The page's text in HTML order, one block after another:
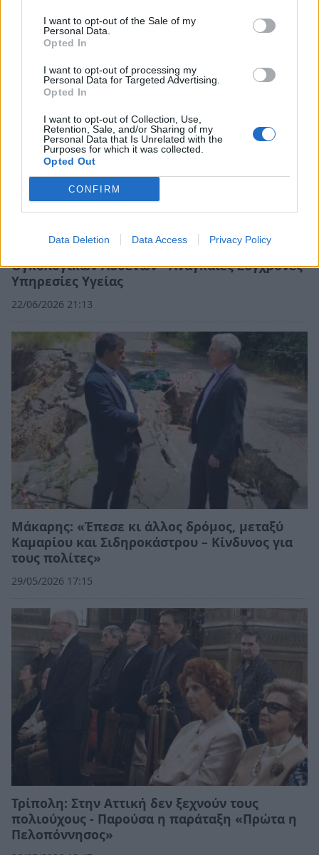
I want to opt-out of the Sale of my
Personal Data.
Opted In
I want to opt-out of processing my
Personal Data for Targeted Advertising.
Opted In
I want to opt-out of Collection, Use,
Retention, Sale, and/or Sharing of my
Personal Data that Is Unrelated with the
Purposes for which it was collected.
Opted Out
CONFIRM
Data Deletion Data Access Privacy Policy
Πελοπόννησος: Τέλος στον «Γολγοθά» των
Ογκολογικών Ασθενών - Αναγκαίες Σύγχρονες
Υπηρεσίες Υγείας
22/06/2026 21:13
Μάκαρης: «Έπεσε κι άλλος δρόμος, μεταξύ
Καμαρίου και Σιδηροκάστρου – Κίνδυνος για
τους πολίτες»
29/05/2026 17:15
Τρίπολη: Στην Αττική δεν ξεχνούν τους
πολιούχους - Παρούσα η παράταξη «Πρώτα η
Πελοπόννησος»